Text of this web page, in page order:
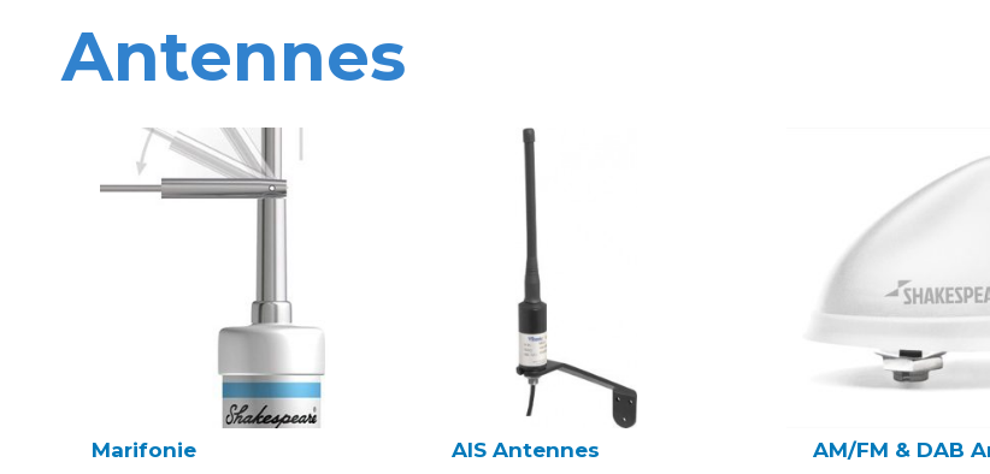
Antennes
Marifonie
AIS Antennes AM/FM & DAB